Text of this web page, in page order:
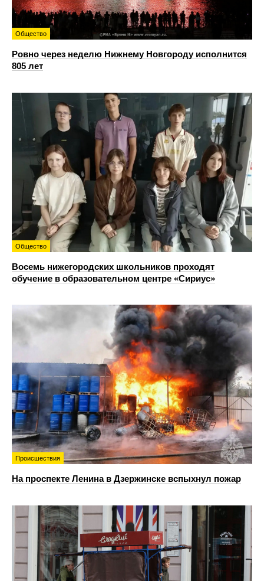
Общество
Ровно через неделю Нижнему Новгороду исполнится
805 лет
Общество
Восемь нижегородских школьников проходят
обучение в образовательном центре «Сириус»
Происшествия
На проспекте Ленина в Дзержинске вспыхнул пожар